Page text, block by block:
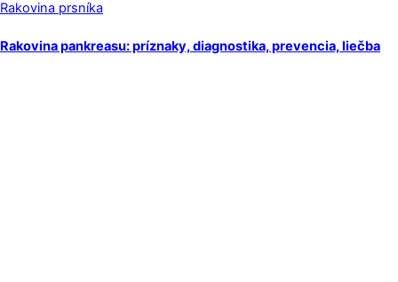
Rakovina prsníka
Rakovina pankreasu: príznaky, diagnostika, prevencia, liečba